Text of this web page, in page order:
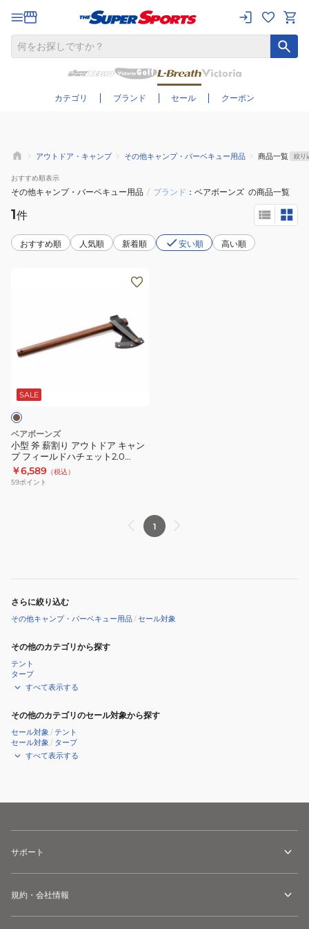
カテゴリ ブランド セール クーポン
さらに絞り込む
アウトドア・キャンプ その他キャンプ・バーベキュー用品 商品一覧 絞り
おすすめ順表示
その他キャンプ・バーベキュー用品 / ブランド ベアボーンズ の商品一覧
1件
おすすめ順 人気順 新着順 安い順 高い順
り
ウ
ト
ド
ア
キ
ャ
ハ
チ
ェ
ッ
ト
2.0
20233010
SALE
ベアボーンズ
小型 斧 薪割り アウトドア キャン
プ フィールドハチェット2.0
20233010
￥6,589 （税込）
59ポイント
1
さらに絞り込む
その他キャンプ・バーベキュー用品/セール対象
その他のカテゴリから探す
テント
タープ
すべて表示する
その他のカテゴリのセール対象から探す
セール対象 /テント
セール対象 / タープ
すべて表示する
サポート
規約・会社情報